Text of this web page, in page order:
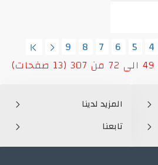
4
5
6
7
8
9
المزيد لدينا
تابعنا